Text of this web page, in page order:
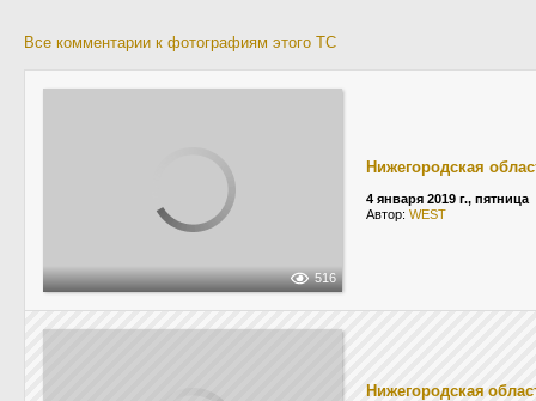
Все комментарии к фотографиям этого ТС
516
Нижегородская
4 января 2019 г., пятница
Автор: WEST
Нижегородская